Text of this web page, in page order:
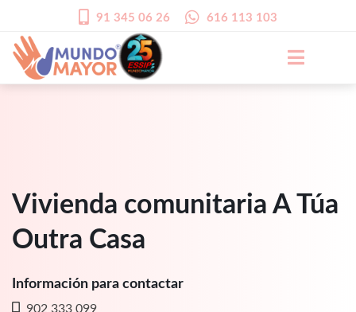
91 345 06 26 616 113 103
Vivienda comunitaria A Túa
Outra Casa
Información para contactar
902 333 099